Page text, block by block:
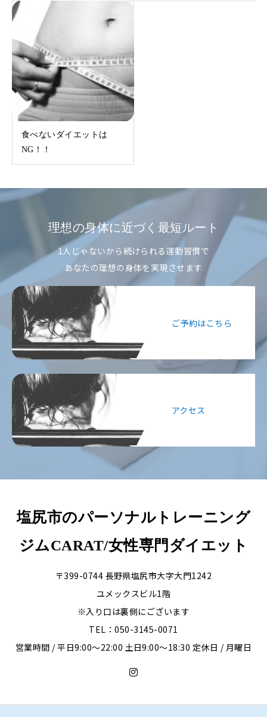
食べないダイエットは
NG！！
理想の身体に近づく最短ルート
1人じゃないから続けられる運動習慣で
あなたの理想の身体を実現させます
ご予約はこちら
アクセス
塩尻市のパーソナルトレーニング
ジムCARAT/女性専門ダイエット
〒399-0744 長野県塩尻市大字大門1242
ユメックスビル1階
※入り口は裏側にございます
TEL：050-3145-0071
営業時間 / 平日9:00〜22:00 土日9:00〜18:30 定休日 / 月曜日